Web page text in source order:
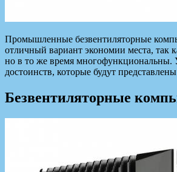
Промышленные безвентиляторные
отличный вариант экономии места, так
но в то же время многофункциональны.
достоинств, которые будут представлены
Безвентиляторные